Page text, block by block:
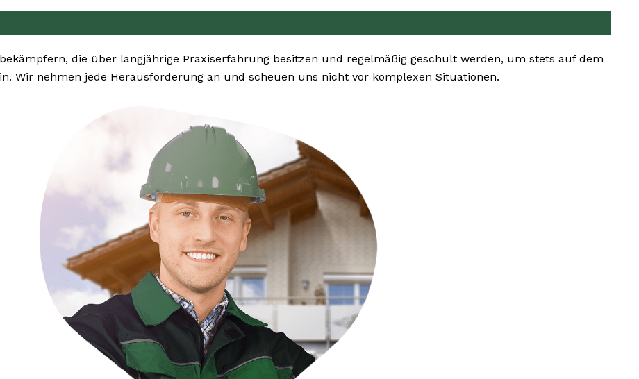
die über langjährige Praxiserfahrung besitzen und regelmäßig geschult werden, um stets auf dem
Wir nehmen jede Herausforderung an und scheuen uns nicht vor komplexen Situationen.